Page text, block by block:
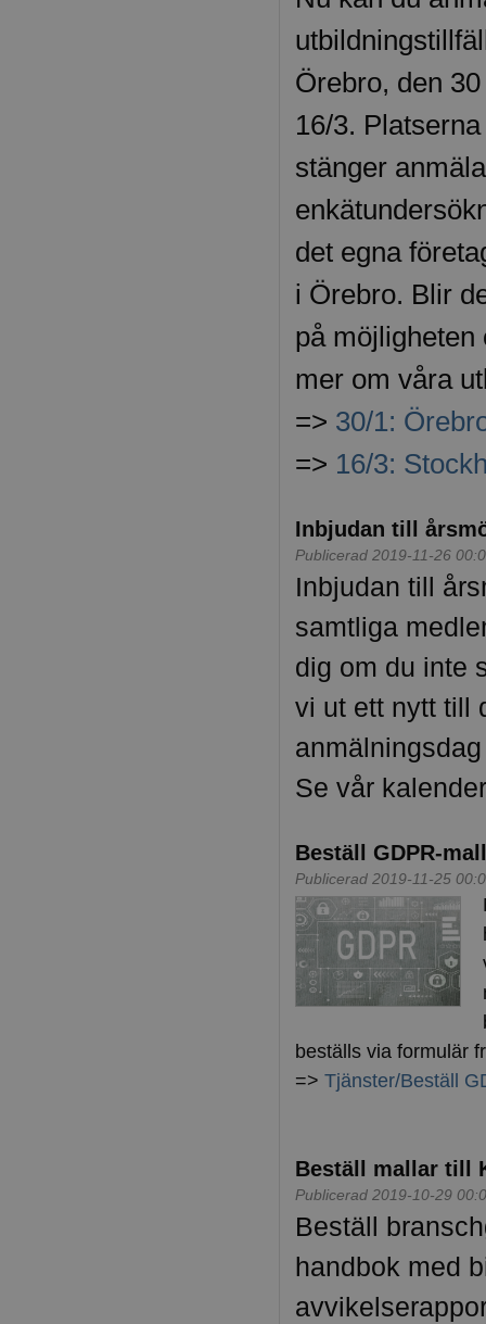
Örebro, den
16/3.
stänger
det egna
i Örebro. Blir
på möjligheten
mer om våra
=> 30/1:
=> 16/3:
Inbjudan till
Publicerad 2019-11-26
Inbjudan till
samtliga
dig om du inte
vi ut ett nytt till
Se vår
Beställ GDPR-mall
Publicerad 2019-11-25
beställs via formulär
=> Tjänster/Beställ
Beställ mallar till
Publicerad 2019-10-29
Beställ
handbok med